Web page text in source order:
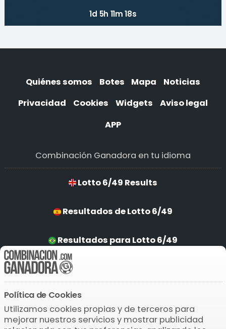
1d 5h 11m 18s
Quiénes somos Botes Mapa
Noticias
Privacidad
Cookies Widgets
Aviso legal
APP
Combinación Ganadora en tu idioma
Lotto 6/49 Results
Resultados de Lotto 6/49
Resultados para Lotto 6/49
Ergebnisse von Lotto 6/49
Descarga la APP
Política de Cookies
Utilizamos cookies propias y de terceros para
mejorar nuestros servicios y mostrar publicidad